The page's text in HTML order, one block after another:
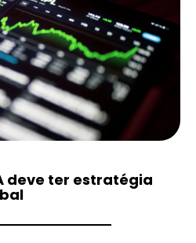
deve ter estratégia